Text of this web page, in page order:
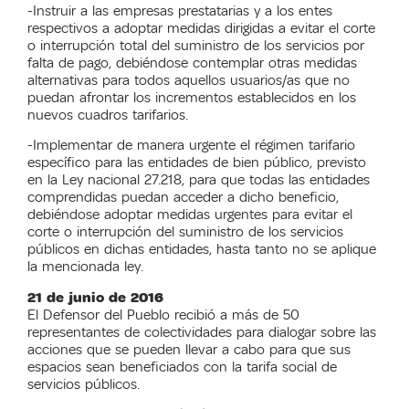
-Instruir a las empresas prestatarias y a los entes
respectivos a adoptar medidas dirigidas a evitar el corte
o interrupción total del suministro de los servicios por
falta de pago, debiéndose contemplar otras medidas
alternativas para todos aquellos usuarios/as que no
puedan afrontar los incrementos establecidos en los
nuevos cuadros tarifarios.
-Implementar de manera urgente el régimen tarifario
específico para las entidades de bien público, previsto
en la Ley nacional 27.218, para que todas las entidades
comprendidas puedan acceder a dicho beneficio,
debiéndose adoptar medidas urgentes para evitar el
corte o interrupción del suministro de los servicios
públicos en dichas entidades, hasta tanto no se aplique
la mencionada ley.
21 de junio de 2016
El Defensor del Pueblo recibió a más de 50
representantes de colectividades para dialogar sobre las
acciones que se pueden llevar a cabo para que sus
espacios sean beneficiados con la tarifa social de
servicios públicos.